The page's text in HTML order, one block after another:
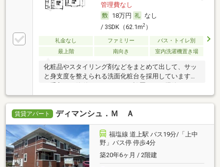
管理費なし
18万円
なし
/ 3SDK（62.1m2）
礼金なし ファミリー
バス・トイレ別
最上階
南向き 室内洗濯機置き場
化粧品やスタイリング剤などをまとめて出して、サッ
と身支度を整えられる洗面化粧台を採用しています。
ラク。脱衣所のある物件は、洗濯物が多くなりがちな
ファミリー層にも喜ばれています。賃貸戸建て探しも
楽しく。福山市や山陽本線東福山付近のことなら当社
へご連絡下さい。親切丁寧且つユニークなスタッフが
お待ちしております。
賃貸アパート ディマンシュ．Ｍ Ａ
福塩線 道上駅 バス19分/「上中
野」バス停 停歩4分
築20年6ヶ月 / 2階建